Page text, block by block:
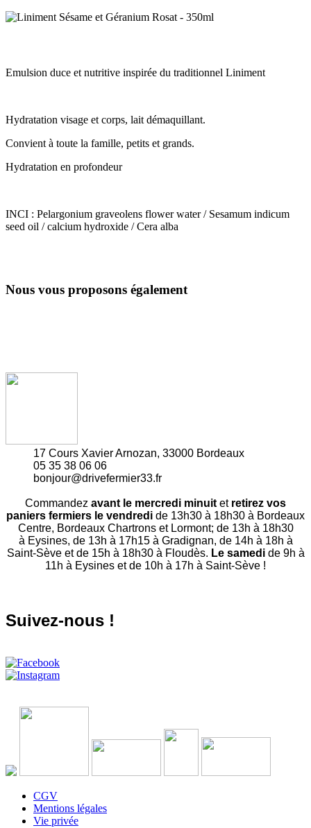
Emulsion duce et nutritive inspirée du traditionnel Liniment
Hydratation visage et corps, lait démaquillant.
Convient à toute la famille, petits et grands.
Hydratation en profondeur
INCI : Pelargonium graveolens flower water / Sesamum indicum
seed oil / calcium hydroxide / Cera alba
Nous vous proposons également
17 Cours Xavier Arnozan, 33000 Bordeaux
05 35 38 06 06
bonjour@drivefermier33.fr
Commandez avant le mercredi minuit et retirez vos
paniers fermiers le vendredi de 13h30 à 18h30 à Bordeaux
Centre, Bordeaux Chartrons et Lormont; de 13h à 18h30
à Eysines, de 13h à 17h15 à Gradignan, de 14h à 18h à
Saint-Sève et de 15h à 18h30 à Floudès. Le samedi de 9h à
11h à Eysines et de 10h à 17h à Saint-Sève !
Suivez-nous !
CGV
Mentions légales
Vie privée